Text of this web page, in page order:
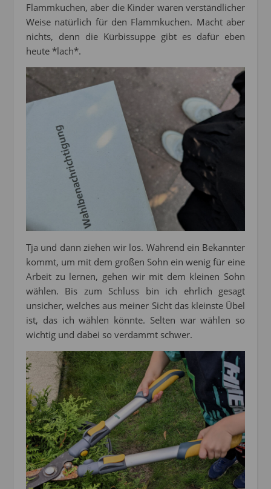
Flammkuchen, aber die Kinder waren verständlicher
Weise natürlich für den Flammkuchen. Macht aber
nichts, denn die Kürbissuppe gibt es dafür eben
heute *lach*.
Tja und dann ziehen wir los. Während ein Bekannter
kommt, um mit dem großen Sohn ein wenig für eine
Arbeit zu lernen, gehen wir mit dem kleinen Sohn
wählen. Bis zum Schluss bin ich ehrlich gesagt
unsicher, welches aus meiner Sicht das kleinste Übel
ist, das ich wählen könnte. Selten war wählen so
wichtig und dabei so verdammt schwer.